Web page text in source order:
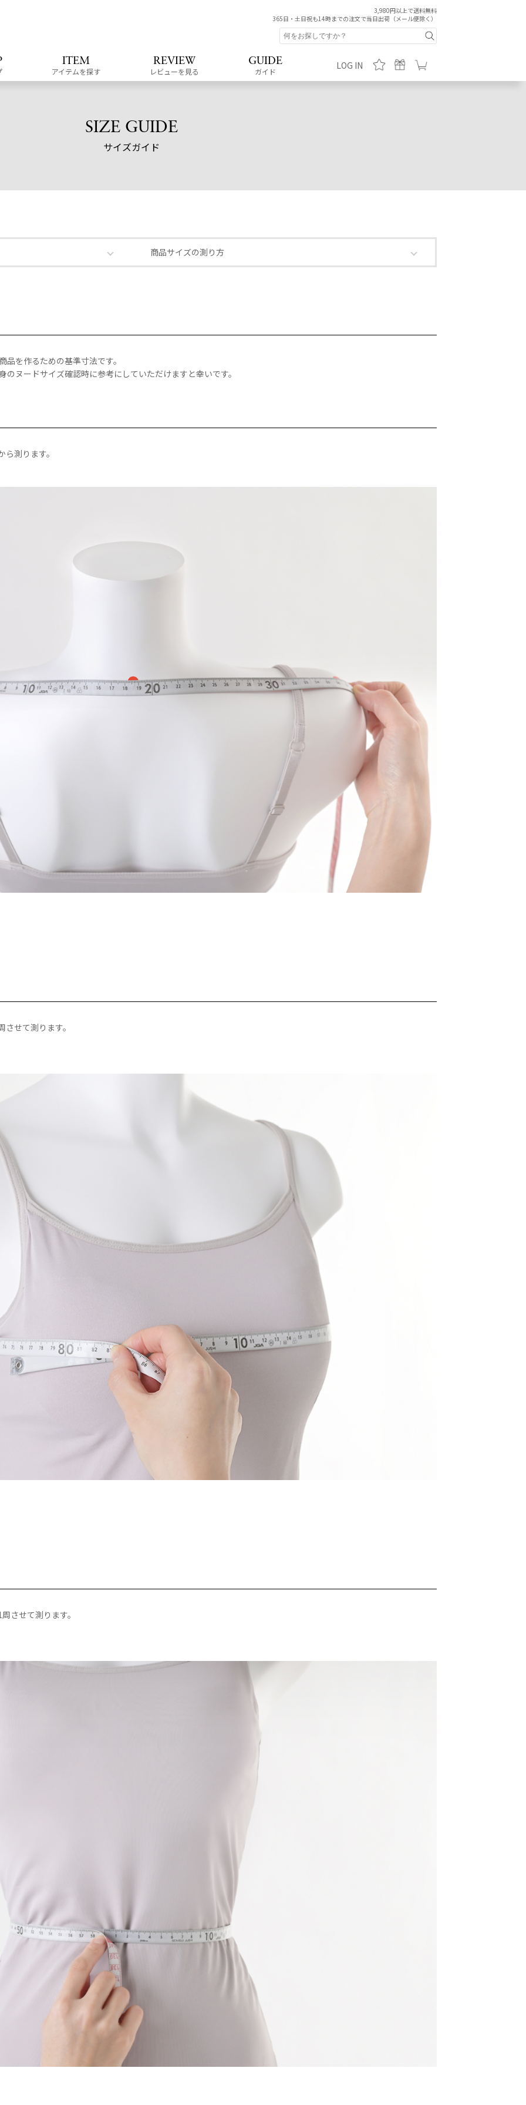
3,980円以上で送料無料
365日・土日祝も14時までの注文で当日出荷（メール便除く）
ITEM
アイテムを探す
REVIEW
レビューを見る
GUIDE
ガイド
LOG IN
SIZE GUIDE
サイズガイド
商品サイズの測り方
を作るための基準寸法です。
ヌードサイズ確認時に参考にしていただけますと幸いです。
測ります。
せて測ります。
させて測ります。